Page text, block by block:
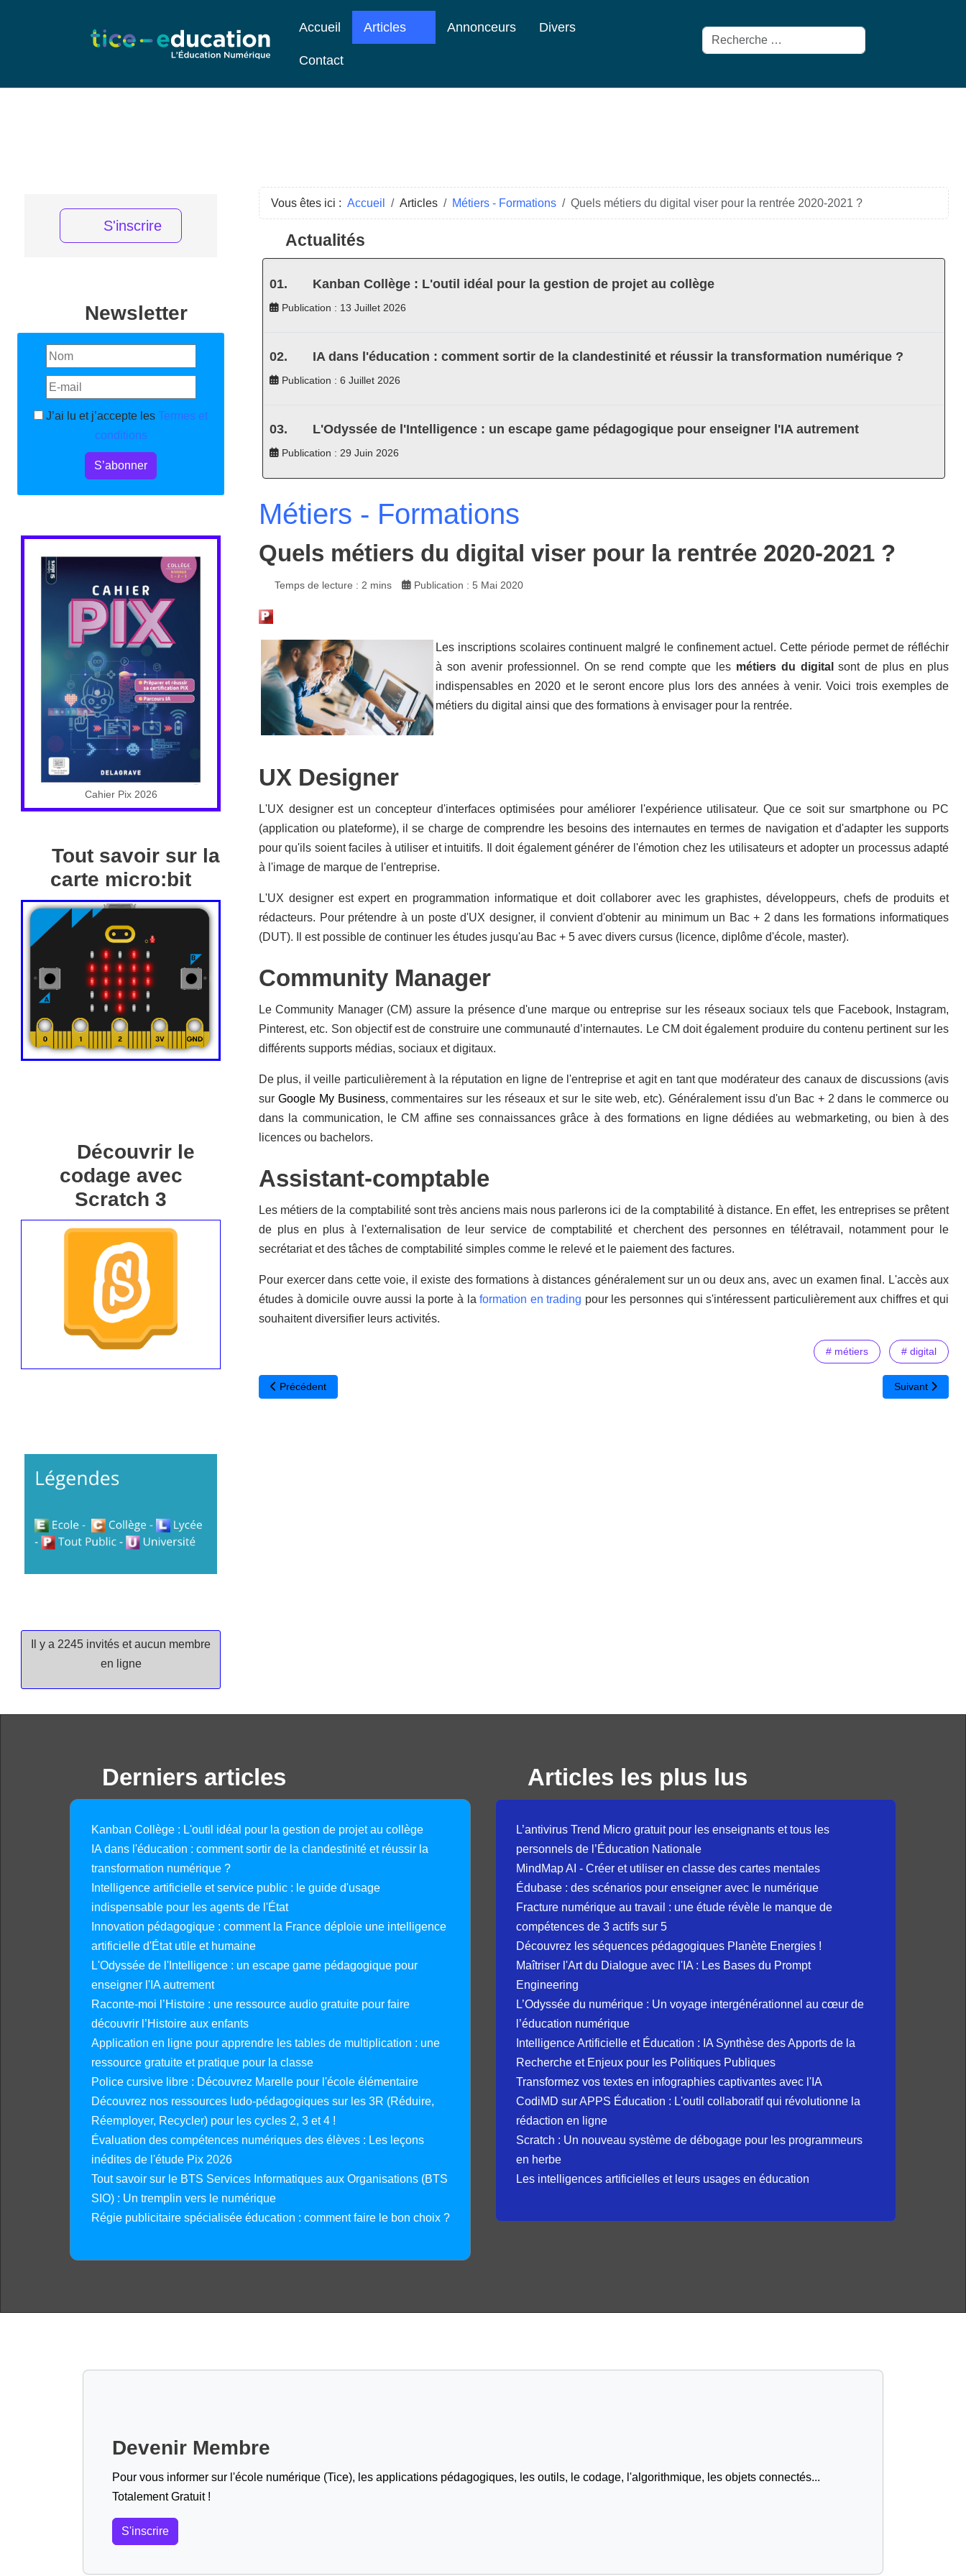
Accueil Articles Annonceurs Divers
Contact
Rechercher
S'inscrire
Newsletter
J’ai lu et j’accepte les Termes et
conditions
S’abonner
Cahier Pix 2026
Tout savoir sur la
carte micro:bit
Découvrir le
codage avec
Scratch 3
Il y a 2245 invités et aucun membre
en ligne
Vous êtes ici : Accueil Articles Métiers - Formations Quels métiers du digital viser pour la rentrée 2020-2021 ?
Actualités
Kanban Collège : L'outil idéal pour la gestion de projet au collège
Publication : 13 Juillet 2026
IA dans l'éducation : comment sortir de la clandestinité et réussir la transformation numérique ?
Publication : 6 Juillet 2026
L'Odyssée de l'Intelligence : un escape game pédagogique pour enseigner l'IA autrement
Publication : 29 Juin 2026
Métiers - Formations
Quels métiers du digital viser pour la rentrée 2020-2021 ?
Temps de lecture : 2 mins Publication : 5 Mai 2020
Les inscriptions scolaires continuent malgré le confinement actuel. Cette période permet de réfléchir
à son avenir professionnel. On se rend compte que les métiers du digital sont de plus en plus
indispensables en 2020 et le seront encore plus lors des années à venir. Voici trois exemples de
métiers du digital ainsi que des formations à envisager pour la rentrée.
UX Designer
L'UX designer est un concepteur d'interfaces optimisées pour améliorer l'expérience utilisateur. Que ce soit sur smartphone ou PC
(application ou plateforme), il se charge de comprendre les besoins des internautes en termes de navigation et d'adapter les supports
pour qu'ils soient faciles à utiliser et intuitifs. Il doit également générer de l'émotion chez les utilisateurs et adopter un processus adapté
à l'image de marque de l'entreprise.
L'UX designer est expert en programmation informatique et doit collaborer avec les graphistes, développeurs, chefs de produits et
rédacteurs. Pour prétendre à un poste d'UX designer, il convient d'obtenir au minimum un Bac + 2 dans les formations informatiques
(DUT). Il est possible de continuer les études jusqu'au Bac + 5 avec divers cursus (licence, diplôme d'école, master).
Community Manager
Le Community Manager (CM) assure la présence d'une marque ou entreprise sur les réseaux sociaux tels que Facebook, Instagram,
Pinterest, etc. Son objectif est de construire une communauté d’internautes. Le CM doit également produire du contenu pertinent sur les
différents supports médias, sociaux et digitaux.
De plus, il veille particulièrement à la réputation en ligne de l'entreprise et agit en tant que modérateur des canaux de discussions (avis
sur Google My Business, commentaires sur les réseaux et sur le site web, etc). Généralement issu d'un Bac + 2 dans le commerce ou
dans la communication, le CM affine ses connaissances grâce à des formations en ligne dédiées au webmarketing, ou bien à des
licences ou bachelors.
Assistant-comptable
Les métiers de la comptabilité sont très anciens mais nous parlerons ici de la comptabilité à distance. En effet, les entreprises se prêtent
de plus en plus à l'externalisation de leur service de comptabilité et cherchent des personnes en télétravail, notamment pour le
secrétariat et des tâches de comptabilité simples comme le relevé et le paiement des factures.
Pour exercer dans cette voie, il existe des formations à distances généralement sur un ou deux ans, avec un examen final. L'accès aux
études à domicile ouvre aussi la porte à laformation en trading pour les personnes qui s'intéressent particulièrement aux chiffres et qui
souhaitent diversifier leurs activités.
# métiers # digital
Article précédent : Les métiers d'avenir, les métiers liés à la technologie
Précédent Article suivant
Suivant
Derniers articles
Kanban Collège : L'outil idéal pour la gestion de projet au collège
IA dans l'éducation : comment sortir de la clandestinité et réussir la
transformation numérique ?
Intelligence artificielle et service public : le guide d'usage
indispensable pour les agents de l'État
Innovation pédagogique : comment la France déploie une intelligence
artificielle d'État utile et humaine
L'Odyssée de l'Intelligence : un escape game pédagogique pour
enseigner l'IA autrement
Raconte-moi l’Histoire : une ressource audio gratuite pour faire
découvrir l’Histoire aux enfants
Application en ligne pour apprendre les tables de multiplication : une
ressource gratuite et pratique pour la classe
Police cursive libre : Découvrez Marelle pour l'école élémentaire
Découvrez nos ressources ludo-pédagogiques sur les 3R (Réduire,
Réemployer, Recycler) pour les cycles 2, 3 et 4 !
Évaluation des compétences numériques des élèves : Les leçons
inédites de l'étude Pix 2026
Tout savoir sur le BTS Services Informatiques aux Organisations (BTS
SIO) : Un tremplin vers le numérique
Régie publicitaire spécialisée éducation : comment faire le bon choix ?
Articles les plus lus
L’antivirus Trend Micro gratuit pour les enseignants et tous les
personnels de l’Éducation Nationale
MindMap AI - Créer et utiliser en classe des cartes mentales
Édubase : des scénarios pour enseigner avec le numérique
Fracture numérique au travail : une étude révèle le manque de
compétences de 3 actifs sur 5
Découvrez les séquences pédagogiques Planète Energies !
Maîtriser l'Art du Dialogue avec l'IA : Les Bases du Prompt
Engineering
L’Odyssée du numérique : Un voyage intergénérationnel au cœur de
l’éducation numérique
Intelligence Artificielle et Éducation : IA Synthèse des Apports de la
Recherche et Enjeux pour les Politiques Publiques
Transformez vos textes en infographies captivantes avec l'IA
CodiMD sur APPS Éducation : L'outil collaboratif qui révolutionne la
rédaction en ligne
Scratch : Un nouveau système de débogage pour les programmeurs
en herbe
Les intelligences artificielles et leurs usages en éducation
Devenir Membre
Pour vous informer sur l'école numérique (Tice), les applications pédagogiques, les outils, le codage, l'algorithmique, les objets connectés...
Totalement Gratuit !
S'inscrire